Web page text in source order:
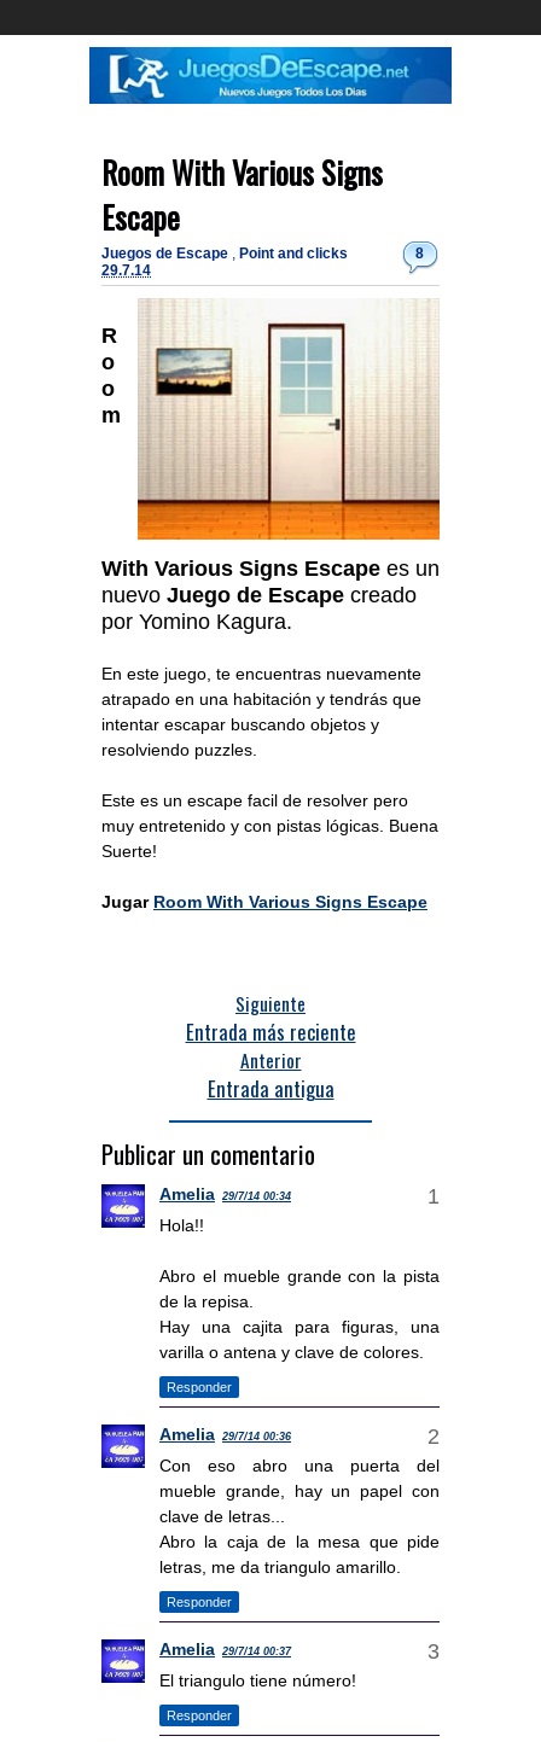
Room With Various Signs
Escape
8
Juegos de Escape , Point and clicks
29.7.14
R
o
o
m
With Various Signs Escape es un
nuevo Juego de Escape creado
por Yomino Kagura.
En este juego, te encuentras nuevamente
atrapado en una habitación y tendrás que
intentar escapar buscando objetos y
resolviendo puzzles.
Este es un escape facil de resolver pero
muy entretenido y con pistas lógicas. Buena
Suerte!
Jugar Room With Various Signs Escape
Siguiente
Entrada más reciente
Anterior
Entrada antigua
Publicar un comentario
Amelia 29/7/14 00:34
Hola!!
Abro el mueble grande con la pista
de la repisa.
Hay una cajita para figuras, una
varilla o antena y clave de colores.
Responder
Amelia 29/7/14 00:36
Con eso abro una puerta del
mueble grande, hay un papel con
clave de letras...
Abro la caja de la mesa que pide
letras, me da triangulo amarillo.
Responder
Amelia 29/7/14 00:37
El triangulo tiene número!
Responder